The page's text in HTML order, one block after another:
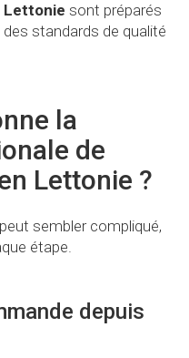
Lettonie sont préparés
standards de qualité
la
de
Lettonie ?
sembler compliqué,
étape.
depuis